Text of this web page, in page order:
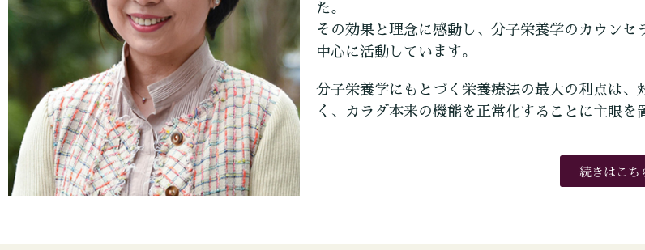
た。
その効果と理念に感動し、分子栄養学のカウン
中心に活動しています。
分子栄養学にもとづく栄養療法の最大の利点は
く、カラダ本来の機能を正常化することに主眼を
続きはこち